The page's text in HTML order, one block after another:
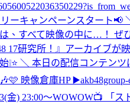
ーキャンペーンスタート
すべて映像の中に…！ ぜ
研究所！』アーカイブが
＼ 本日の配信コンテ
映像倉庫HP ▶️akb48group-